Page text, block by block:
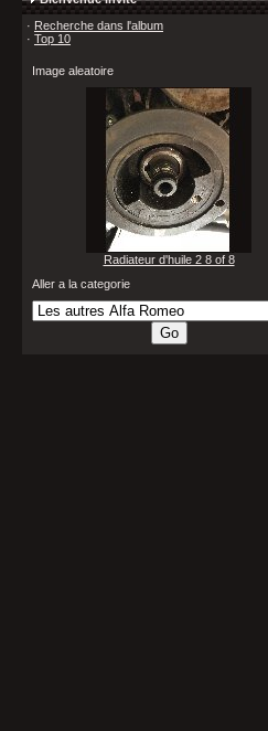
· Recherche dans l'album
· Top 10
Image aleatoire
Radiateur d'huile 2 8 of 8
Aller a la categorie